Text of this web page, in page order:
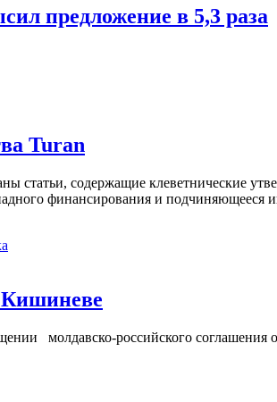
предложение в 5,3 раза
Turan
статьи, содержащие клеветнические
финансирования и подчиняющееся
Кишиневе
молдавско-российского соглашения